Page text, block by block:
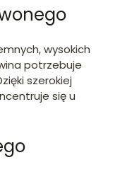
wysokich
potrzebuje
szerokiej
się u